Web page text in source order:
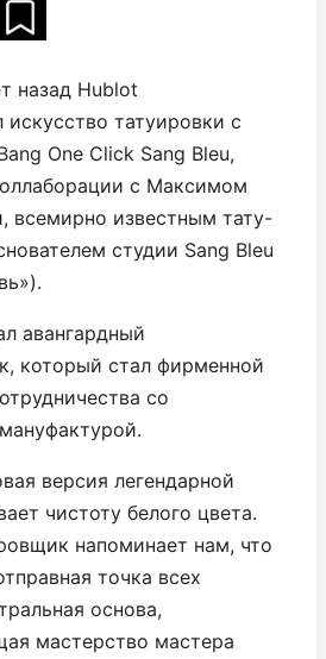
назад Hublot
татуировки с
One Click Sang Bleu,
с Максимом
всемирно известным тату-
студии Sang Bleu
авангардный
который стал фирменной
со
версия легендарной
чистоту белого цвета.
напоминает нам, что
точка всех
основа,
мастерство мастера